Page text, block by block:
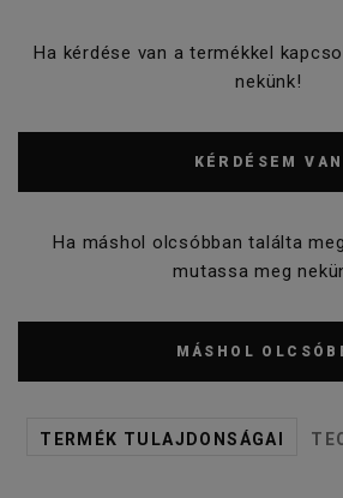
Ha kérdése van a termékkel
nekünk!
KÉRDÉSEM VAN
Ha máshol olcsóbban találta
mutassa meg
MÁSHOL
TERMÉK TULAJDONSÁGAI